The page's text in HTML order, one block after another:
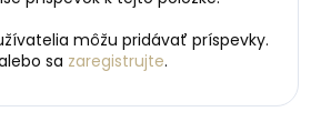
môžu pridávať príspevky.
sa zaregistrujte.